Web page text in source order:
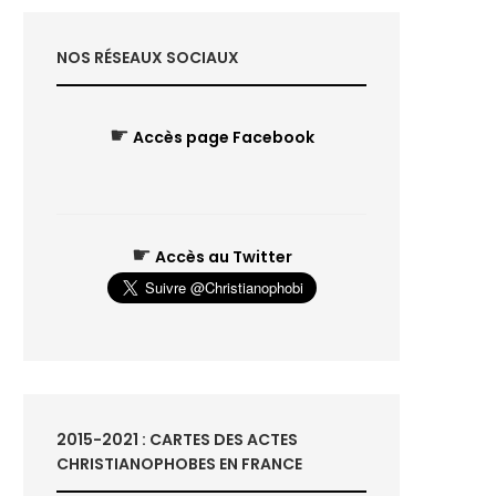
NOS RÉSEAUX SOCIAUX
☛ Accès page Facebook
☛ Accès au Twitter
2015-2021 : CARTES DES ACTES
CHRISTIANOPHOBES EN FRANCE